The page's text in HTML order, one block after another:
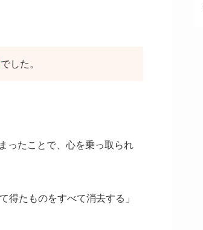
でした。
ったことで、心を乗っ取られ
得たものをすべて消去する」